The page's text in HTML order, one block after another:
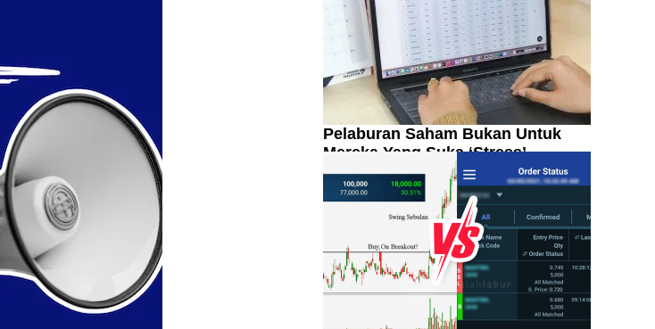
Pelaburan Saham Bukan Untuk
Mereka Yang Suka ‘Stress’